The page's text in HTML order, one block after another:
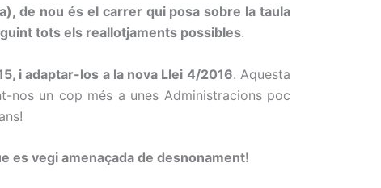
de nou és el carrer qui posa sobre la taula
tots els reallotjaments possibles.
i adaptar-los a la nova Llei 4/2016. Aquesta
nos un cop més a unes Administracions poc
es vegi amenaçada de desnonament!